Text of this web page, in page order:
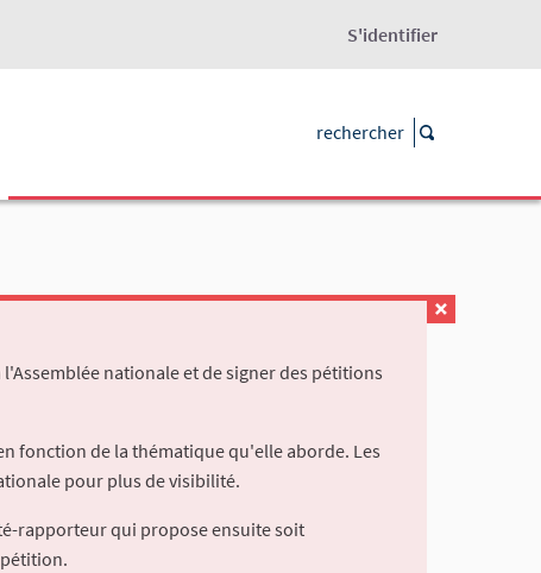
S'identifier
nationale et de signer des pétitions
fonction de la thématique qu'elle aborde. Les
pour plus de visibilité.
rapporteur qui propose ensuite soit